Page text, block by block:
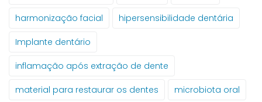
harmonização facial hipersensibilidade dentária
Implante dentário
inflamação após extração de dente
material para restaurar os dentes microbiota oral